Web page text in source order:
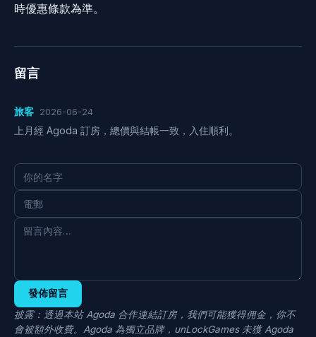
時優惠條款為準。
留言
旅客 2026-06-24
上月經 Agoda 訂房，總價與結帳一致，入住順利。
發佈留言
披露：透過本站 Agoda 合作連結訂房，我們可能獲得佣金，你不
會被額外收費。Agoda 為獨立品牌，unLockGames 未獲 Agoda